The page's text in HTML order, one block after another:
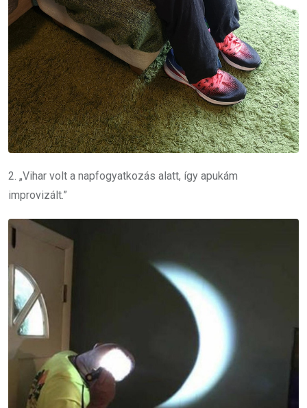
2. „Vihar volt a napfogyatkozás alatt, így apukám
improvizált.”